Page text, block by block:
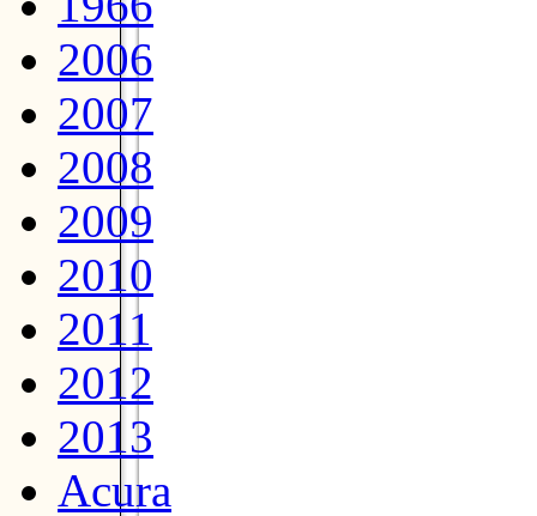
2006
2007
2008
2009
2010
2011
2012
2013
Acura